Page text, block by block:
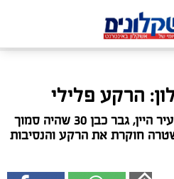
הרקע פלילי
רכב עלה באש בלב שכונת עיר היין, גבר כבן 30 שהיה סמוך
חוקרת את הרקע והנסיבות